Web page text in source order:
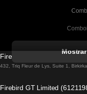
Firebird GT Limited (OC
432, Triq Fleur de Lys, Suite 1,
Firebird GT Limited